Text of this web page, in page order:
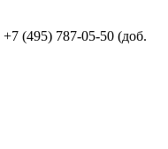
+7 (495) 787-05-50 (доб.